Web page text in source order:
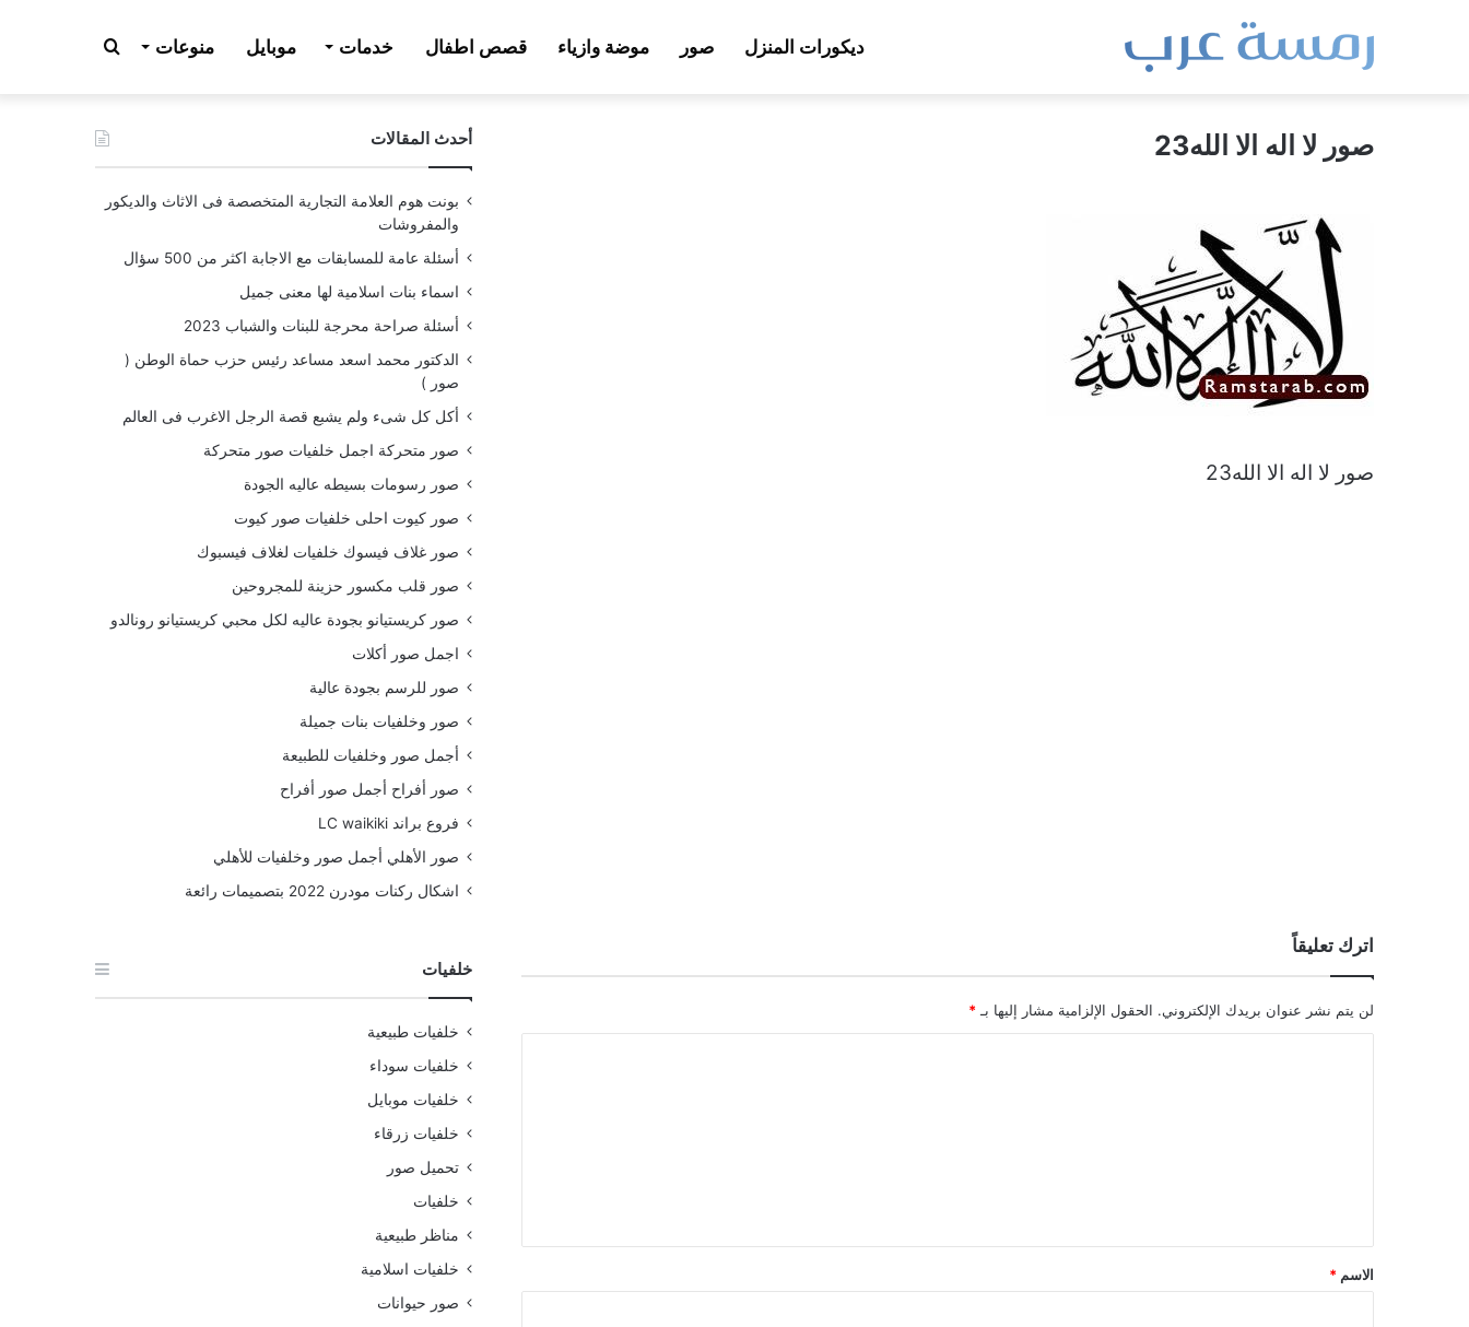
ديكورات المنزل صور موضة وازياء قصص اطفال خدمات موبايل منوعات بحث
عن صور لا اله الا الله23
صور لا اله الا الله23
اترك تعليقاً
لن يتم نشر عنوان بريدك الإلكتروني. الحقول الإلزامية مشار إليها بـ *
ق
*
الاسم *
أحدث المقالات
بونت هوم العلامة التجارية المتخصصة فى الاثاث والديكور
والمفروشات
أسئلة عامة للمسابقات مع الاجابة اكثر من 500 سؤال
اسماء بنات اسلامية لها معنى جميل
أسئلة صراحة محرجة للبنات والشباب 2023
الدكتور محمد اسعد مساعد رئيس حزب حماة الوطن (
صور )
أكل كل شىء ولم يشبع قصة الرجل الاغرب فى العالم
صور متحركة اجمل خلفيات صور متحركة
صور رسومات بسيطه عاليه الجودة
صور كيوت احلى خلفيات صور كيوت
صور غلاف فيسوك خلفيات لغلاف فيسبوك
صور قلب مكسور حزينة للمجروحين
صور كريستيانو بجودة عاليه لكل محبي كريستيانو رونالدو
اجمل صور أكلات
صور للرسم بجودة عالية
صور وخلفيات بنات جميلة
أجمل صور وخلفيات للطبيعة
صور أفراح أجمل صور أفراح
فروع براند LC waikiki
صور الأهلي أجمل صور وخلفيات للأهلي
اشكال ركنات مودرن 2022 بتصميمات رائعة
خلفيات
خلفيات طبيعية
خلفيات سوداء
خلفيات موبايل
خلفيات زرقاء
تحميل صور
خلفيات
مناظر طبيعية
خلفيات اسلامية
صور حيوانات